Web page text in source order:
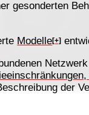
gesonderten
Modelle[+]
der